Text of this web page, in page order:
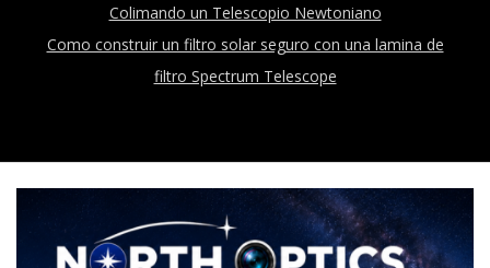
Colimando un Telescopio Newtoniano
Como construir un filtro solar seguro con una lamina de
filtro Spectrum Telescope